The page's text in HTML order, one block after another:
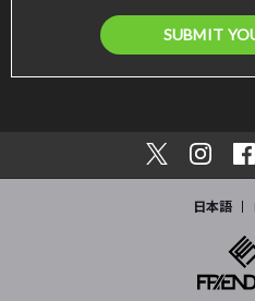
SUBMIT
日本語